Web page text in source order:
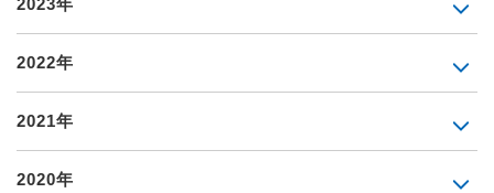
2023年
2022年
2021年
2020年